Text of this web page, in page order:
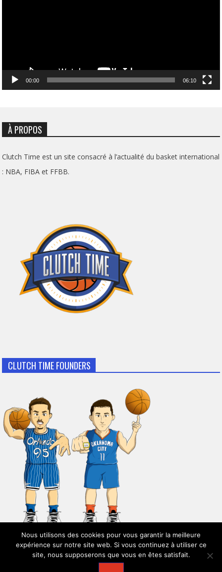
00:00 06:10
À PROPOS
Clutch Time est un site consacré à l’actualité du basket international
: NBA, FIBA et FFBB.
CLUTCH TIME FOUNDERS
© 2026 Clutch Time
Nous utilisons des cookies pour vous garantir la meilleure
expérience sur notre site web. Si vous continuez à utiliser ce
site, nous supposerons que vous en êtes satisfait.